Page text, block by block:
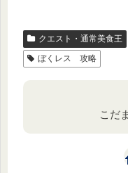
クエスト・通常美食王
ぼくレス 攻略
こだ